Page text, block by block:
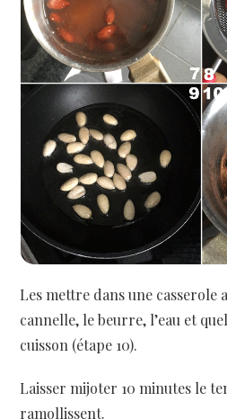
Les mettre dans une casserole
cannelle, le beurre, l’eau et
cuisson (étape 10).
Laisser mijoter 10 minutes le
ramollissent.